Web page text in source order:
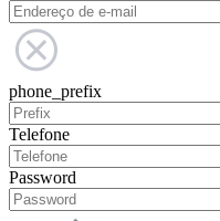
phone_prefix
Telefone
Password